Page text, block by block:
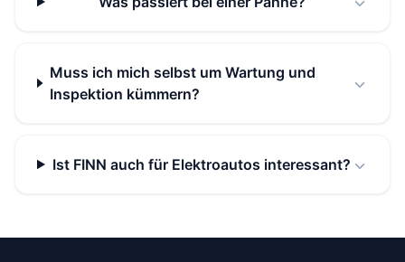
Muss ich mich selbst um Wartung und
Inspektion kümmern?
Ist FINN auch für Elektroautos interessant?